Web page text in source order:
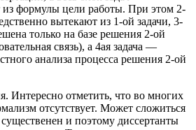
из формулы цели работы. При этом 2-
вытекают из 1-ой задачи, 3-
только на базе решения 2-ой
связь), а 4ая задача —
анализа процесса решения 2-ой
отметить, что во многих
отсутствует. Может сложиться
и поэтому диссертанты